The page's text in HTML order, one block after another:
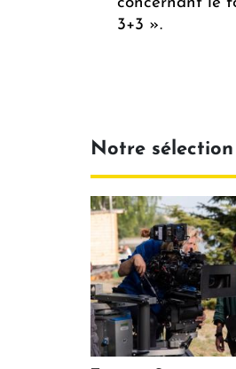
3+3 ».
Notre sélection